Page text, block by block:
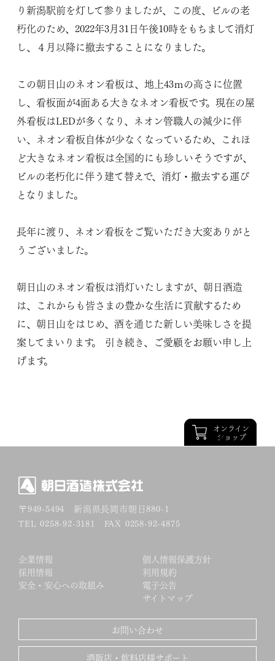
り新潟駅前を灯して参りましたが、この度、ビルの老
朽化のため、2022年3月31日午後10時をもちまして消灯
し、４月以降に撤去することになりました。
この朝日山のネオン看板は、地上43ｍの高さに位置
し、看板面が4面ある大きなネオン看板です。現在の屋
外看板はLEDが多くなり、ネオン管職人の減少に伴
い、ネオン看板自体が少なくなっているため、これほ
ど大きなネオン看板は全国的にも珍しいそうですが、
ビルの老朽化に伴う建て替えで、消灯・撤去する運び
となりました。
長年に渡り、ネオン看板をご覧いただき大変ありがと
うございました。
朝日山のネオン看板は消灯いたしますが、朝日酒造
は、これからも皆さまの豊かな生活に貢献するため
に、朝日山をはじめ、酒を通じた新しい美味しさを提
案してまいります。
引き続き、ご愛顧をお願い申し上
げます。
オンライン
ショップ
〒949-5494 新潟県長岡市朝日880-1
TEL 0258-92-3181 FAX 0258-92-4875
企業情報
採用情報
安全・安心への取組み
個人情報保護方針
利用規約
電子公告
サイトマップ
お問い合わせ
酒販店・飲料店様サポート
オンライン
ショップ